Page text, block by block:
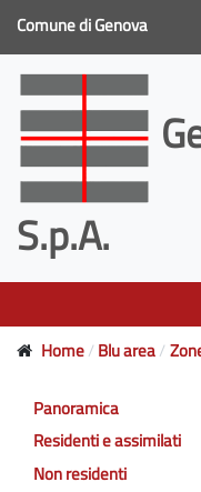
Comune di Genova
S.p.A.
Home Blu area
Panoramica
Residenti e assimilati
Non residenti